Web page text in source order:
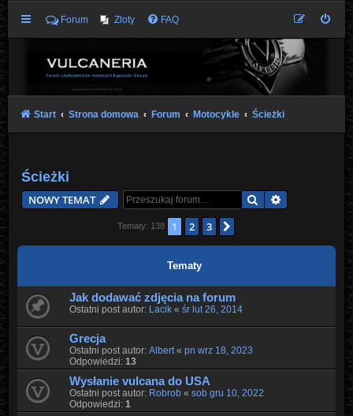
Forum Zloty FAQ
Start Strona domowa Forum Motocykle Ścieżki
Ścieżki
NOWY TEMAT Szukaj
Tematy: 138 1 2 3
Tematy
Jak dodawać zdjęcia na forum
Ostatni post autor: Lacik« śr lut 26, 2014
Grecja
Ostatni post autor: Albert« pn wrz 18, 2023
Odpowiedzi: 13
Wysłanie vulcana do USA
Ostatni post autor: Robrob« sob gru 10, 2022
Odpowiedzi: 1